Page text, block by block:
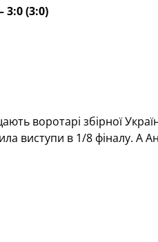
(3:0)
воротарі збірної
виступи в 1/8 фіналу. А